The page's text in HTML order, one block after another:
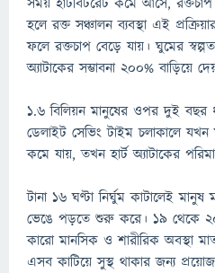
হলে রক্ত সঞ্চালন ব্যবস্থা এই
ফলে রক্তচাপ বেড়ে যায়। ঘুমের
অ্যাটাকের সম্ভাবনা ২০০% বাড়িয়ে
১.৬ বিলিয়ন মানুষের ওপর দুই বছর
ডেলাইট সেভিং টাইম চলাকালে
কমে যায়, তখন হার্ট অ্যাটাকের
টানা ১৬ ঘণ্টা নির্ঘুম কাটালেই মানুষ
ভেঙে পড়তে শুরু করে। ১৯ থেকে ২০
কারো মানসিক ও শারীরিক অবস্থা
এসব কাটিয়ে সুস্থ থাকার জন্য